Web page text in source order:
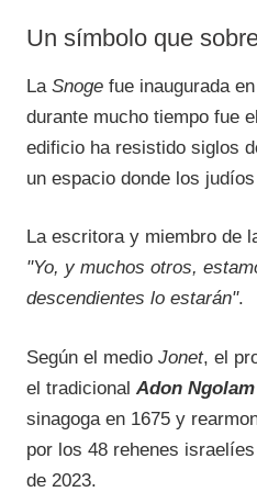
Un símbolo que
LaSnoge fue inaugurada
durante mucho tiempo fue
edificio ha resistido siglos
un espacio donde los
La escritora y miembro de
"Yo, y muchos otros,
descendientes lo estarán".
Según el medioJonet, el
el tradicionalAdon Ngolam
sinagoga en 1675 y
por los 48 rehenes
de 2023.